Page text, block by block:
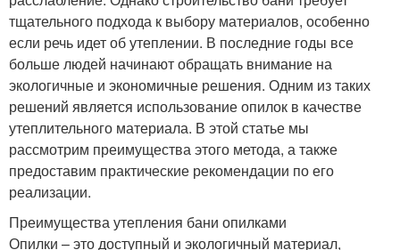
тщательного подхода к выбору материалов, особенно
если речь идет об утеплении. В последние годы все
больше людей начинают обращать внимание на
экологичные и экономичные решения. Одним из таких
решений является использование опилок в качестве
утеплительного материала. В этой статье мы
рассмотрим преимущества этого метода, а также
предоставим практические рекомендации по его
реализации.
Преимущества утепления бани опилками
Опилки – это доступный и экологичный материал,